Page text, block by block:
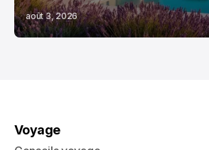
août 3, 2026
Voyage